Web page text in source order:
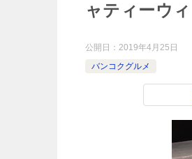
ャティーウィ
公開日： 2019年4月25日
バンコクグルメ